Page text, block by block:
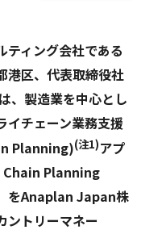
ティング会社である
港区、代表取締役社
、製造業を中心とし
イチェーン業務支援
Planning)(注1)アプ
Chain Planning
Anaplan Japan株
ントリーマネー